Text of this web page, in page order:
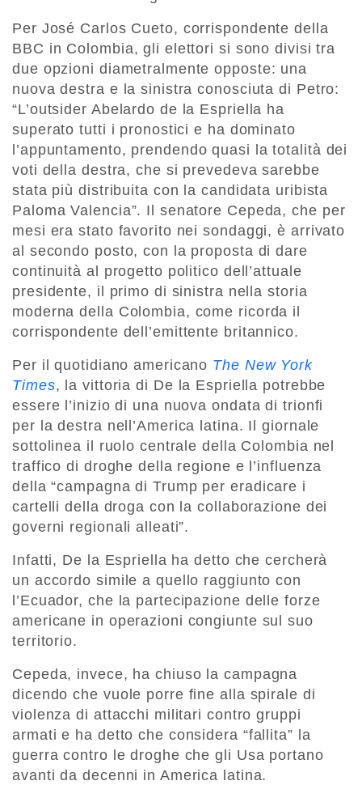
Per José Carlos Cueto, corrispondente della
BBC in Colombia, gli elettori si sono divisi tra
due opzioni diametralmente opposte: una
nuova destra e la sinistra conosciuta di Petro:
“L’outsider Abelardo de la Espriella ha
superato tutti i pronostici e ha dominato
l’appuntamento, prendendo quasi la totalità dei
voti della destra, che si prevedeva sarebbe
stata più distribuita con la candidata uribista
Paloma Valencia”. Il senatore Cepeda, che per
mesi era stato favorito nei sondaggi, è arrivato
al secondo posto, con la proposta di dare
continuità al progetto politico dell’attuale
presidente, il primo di sinistra nella storia
moderna della Colombia, come ricorda il
corrispondente dell’emittente britannico.
Per il quotidiano americano The New York
Times, la vittoria di De la Espriella potrebbe
essere l’inizio di una nuova ondata di trionfi
per la destra nell’America latina. Il giornale
sottolinea il ruolo centrale della Colombia nel
traffico di droghe della regione e l’influenza
della “campagna di Trump per eradicare i
cartelli della droga con la collaborazione dei
governi regionali alleati”.
Infatti, De la Espriella ha detto che cercherà
un accordo simile a quello raggiunto con
l’Ecuador, che la partecipazione delle forze
americane in operazioni congiunte sul suo
territorio.
Cepeda, invece, ha chiuso la campagna
dicendo che vuole porre fine alla spirale di
violenza di attacchi militari contro gruppi
armati e ha detto che considera “fallita” la
guerra contro le droghe che gli Usa portano
avanti da decenni in America latina.